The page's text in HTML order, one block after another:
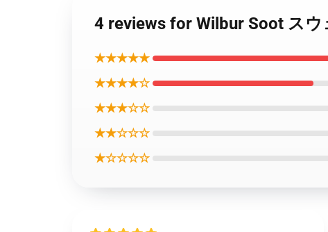
4 reviews for Wilbur Soot ス
★★★★★
★★★★☆
★★★☆☆
★★☆☆☆
★☆☆☆☆